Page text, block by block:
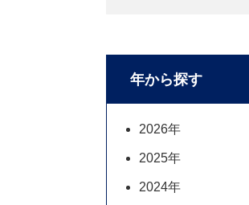
年から探す
2026年
2025年
2024年